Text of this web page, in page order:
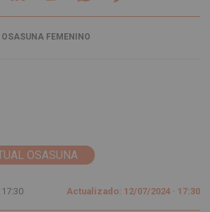
OSASUNA FEMENINO
OSASUNA
17:30 Actualizado: 12/07/2024 · 17:30